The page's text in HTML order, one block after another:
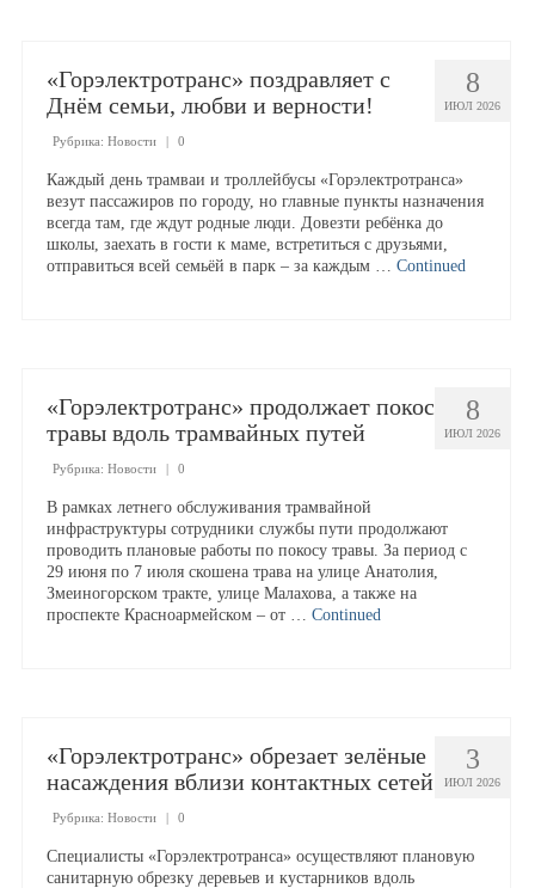
Доступная среда
Аукционы
Закупки
Новости
Услуги
Расценки на услуги предприятия
8
ИЮЛ 2026
«Горэлектротранс» поздравляет с
Днём семьи, любви и верности!
Рубрика: Новости | 0
Каждый день трамваи и троллейбусы «Горэлектротранса»
везут пассажиров по городу, но главные пункты назначения
всегда там, где ждут родные люди. Довезти ребёнка до
школы, заехать в гости к маме, встретиться с друзьями,
отправиться всей семьёй в парк – за каждым … Continued
8
ИЮЛ 2026
«Горэлектротранс» продолжает покос
травы вдоль трамвайных путей
Рубрика: Новости | 0
В рамках летнего обслуживания трамвайной
инфраструктуры сотрудники службы пути продолжают
проводить плановые работы по покосу травы. За период с
29 июня по 7 июля скошена трава на улице Анатолия,
Змеиногорском тракте, улице Малахова, а также на
проспекте Красноармейском – от … Continued
3
ИЮЛ 2026
«Горэлектротранс» обрезает зелёные
насаждения вблизи контактных сетей
Рубрика: Новости | 0
Специалисты «Горэлектротранса» осуществляют плановую
санитарную обрезку деревьев и кустарников вдоль